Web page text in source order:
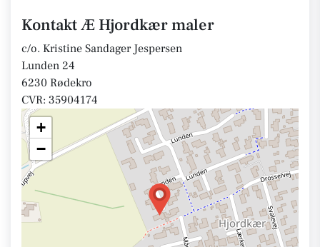
Kontakt Æ Hjordkær maler
c/o. Kristine Sandager Jespersen
Lunden 24
6230 Rødekro
CVR: 35904174
+
−